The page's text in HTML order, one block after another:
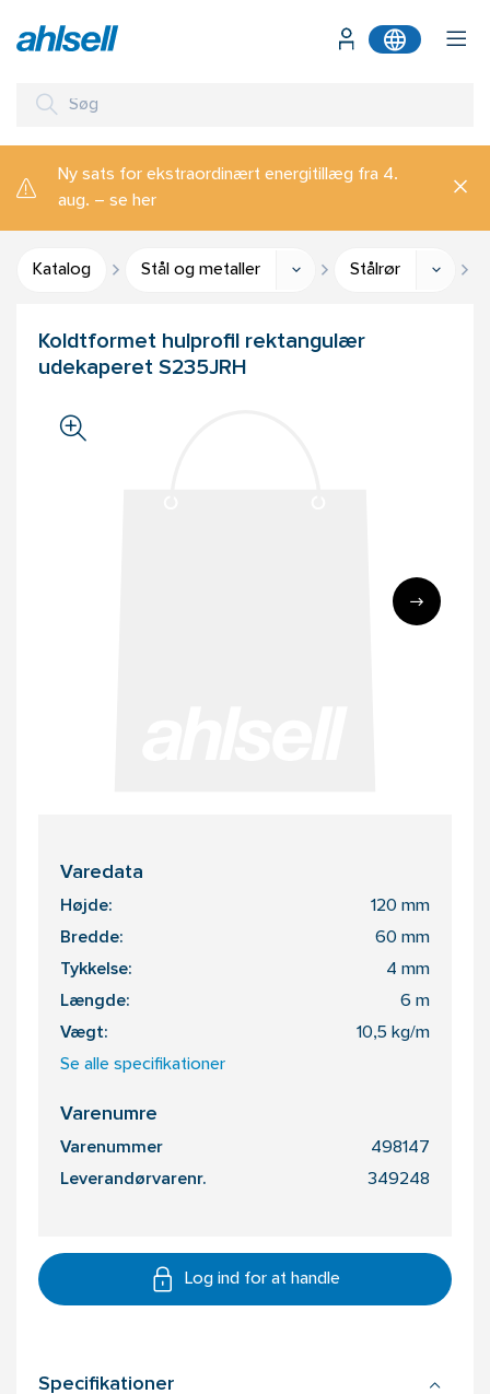
Ny sats for ekstraordinært energitillæg fra 4.
aug. – se her
Katalog Stål og metaller Stålrør
Koldtformet hulprofil rektangulær
udekaperet S235JRH
Varedata
Højde: 120 mm
Bredde: 60 mm
Tykkelse: 4 mm
Længde: 6 m
Vægt: 10,5 kg/m
Se alle specifikationer
Varenumre
Varenummer 498147
Leverandørvarenr. 349248
Log ind for at handle
Specifikationer